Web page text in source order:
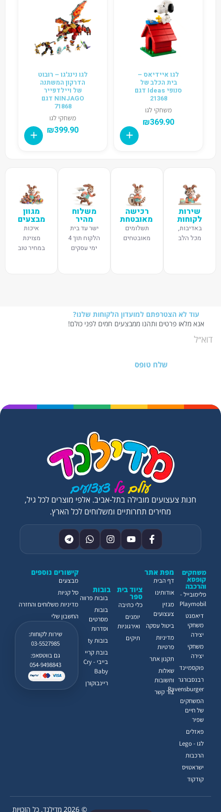
לגו איידיאס –
בית הכלב של
סנופי Ideas דגם
21368
משחקי לגו
₪369.90
לגו נינג'גו – רובוט
הדרקון המשתנה
של ויילדפייר
NINJAGO דגם
71868
משחקי לגו
₪399.90
שירות
לקוחות
באדיבות,
מכל הלב
רכישה
מאובטחת
תשלומים
מאובטחים
משלוח
מהיר
ישר עד בית
הלקוח תוך 4
ימי עסקים
מגוון
מבצעים
איכות
מצוינת
במחיר טוב
עוד לא הצטרפתם למועדון הלקוחות שלנו?
אנא מלאו פרטים ותהנו ממבצעים חמים לפני כולם!
שלח טופס
© 2026 מדילנד. כל הזכויות
קישורים נוספים
מבצעים
סל קניות
מדיניות משלוחים והחזרה
החשבון שלי
שירות לקוחות:
03-5527985
גם בווטסאפ:
054-9498843
ציוד בית
ספר
כלי כתיבה
יומנים
ואירגוניות
תיקים
בובות
בובות פרווה
בובות
מסרטים
וסדרות
בובות ty
בובת קריי
בייבי - Cry
Baby
ריינבוקורן
משחקים
קופסא
והרכבה
פלימובייל -
Playmobil
דיאמנט
משחקי
יצירה
משחקי
יצירה
פוקסמיינד
רבנסבורגר
Ravensburger
המשחקים
של חיים
שפיר
פאזלים
לגו - Lego
הרכבות
ישראטויס
קודקוד
מפת אתר
דף הבית
אודותינו
מגזין
צעצועים
ביטול עסקה
מדיניות
פרטיות
תקנון אתר
שאלות
ותשובות
צור קשר
חנות צעצועים מובילה בתל-אביב. אלפי מוצרים לכל גיל,
מחירים תחרותיים ומשלוחים לכל הארץ.